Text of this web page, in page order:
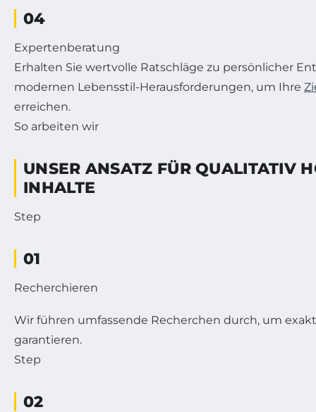
04
Expertenberatung
Erhalten Sie wertvolle Ratschläge zu persönlicher
modernen Lebensstil-Herausforderungen, um Ihre
erreichen.
So arbeiten wir
UNSER ANSATZ FÜR QUALITATIV
INHALTE
Step
01
Recherchieren
Wir führen umfassende Recherchen durch, um
garantieren.
Step
02